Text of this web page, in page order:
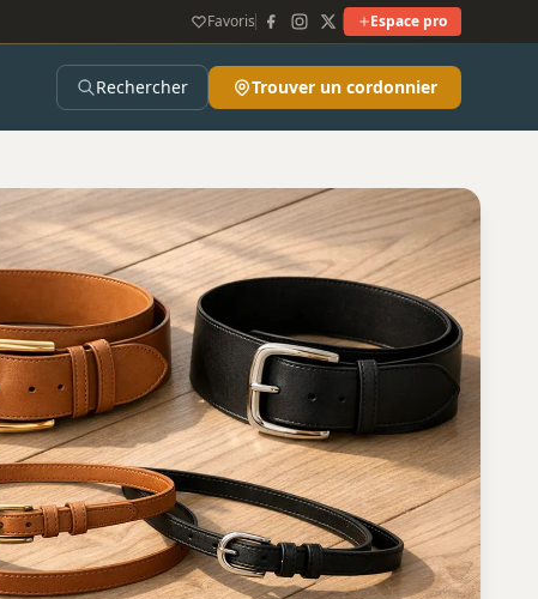
Favoris Espace pro
Rechercher Trouver un cordonnier